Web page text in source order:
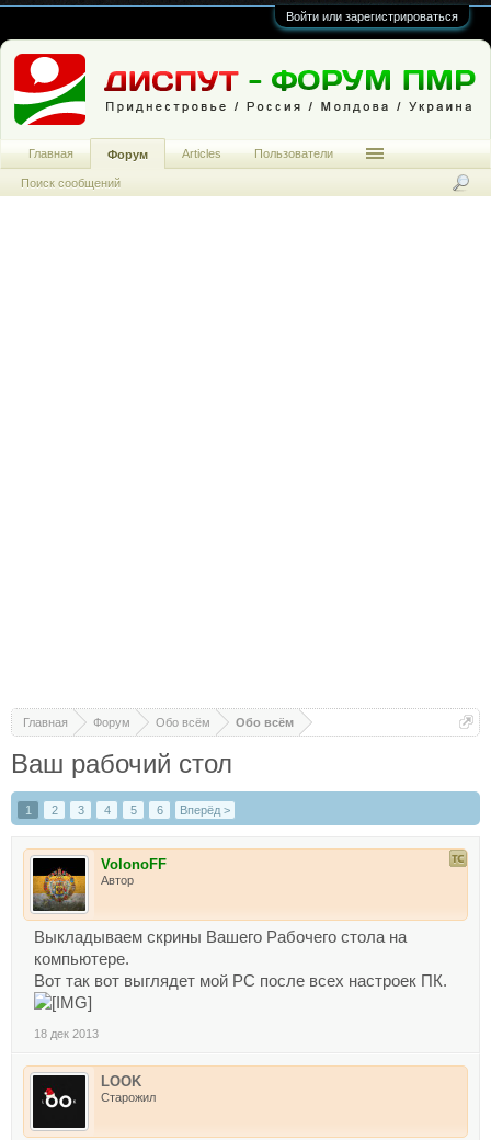
Войти или зарегистрироваться
Главная Форум Обо всём Обо всём
Ваш рабочий стол
1 2 3 4 5 6 Вперёд >
VolonoFF
Автор
Выкладываем скрины Вашего Рабочего стола на
компьютере.
Вот так вот выглядет мой РС после всех настроек ПК.
18 дек 2013
LOOK
Старожил
Главная Форум
Поиск сообщений
Articles Пользователи